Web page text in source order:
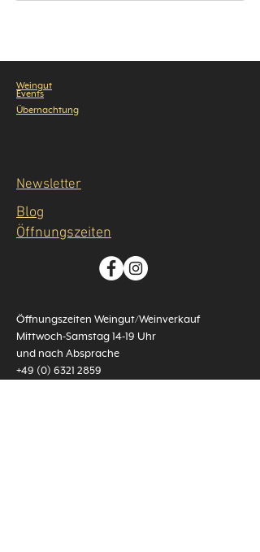
Weingut
Events
Übernachtung
Newsletter
Blog
Öffnungszeiten
Öffnungszeiten Weingut/Weinverkauf
Mittwoch-Samstag 14-19 Uhr​
und nach Absprache
+49 (0) 6321 2859